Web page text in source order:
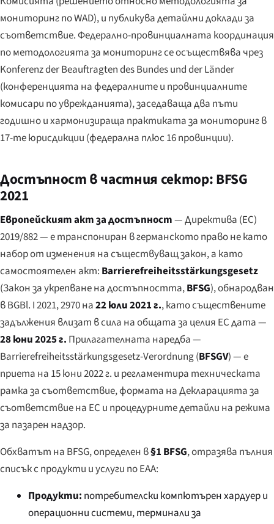
мониторинг по WAD), и публикува детайлни доклади за
съответствие. Федерално-провинциалната координация
по методологията за мониторинг се осъществява чрез
Konferenz der Beauftragten des Bundes und der Länder
(конференцията на федералните и провинциалните
комисари по уврежданията), заседаваща два пъти
годишно и хармонизираща практиката за мониторинг в
17-те юрисдикции (федерална плюс 16 провинции).
Достъпност в частния сектор: BFSG
2021
Европейският акт за достъпност— Директива (ЕС)
2019/882 — е транспониран в германското право не като
набор от изменения на съществуващ закон, а като
самостоятелен акт: Barrierefreiheitsstärkungsgesetz
(Закон за укрепване на достъпността,BFSG), обнародван
в BGBl. I 2021, 2970 на22 юли 2021 г., като съществените
задължения влизат в сила на общата за целия ЕС дата —
28 юни 2025 г. Прилагателната наредба —
Barrierefreiheitsstärkungsgesetz-Verordnung(BFSGV) — е
приета на 15 юни 2022 г. и регламентира техническата
рамка за съответствие, формата на Декларацията за
съответствие на ЕС и процедурните детайли на режима
за пазарен надзор.
Обхватът на BFSG, определен в§1 BFSG, отразява пълния
списък с продукти и услуги по EAA:
Продукти: потребителски компютърен хардуер и
операционни системи, терминали за